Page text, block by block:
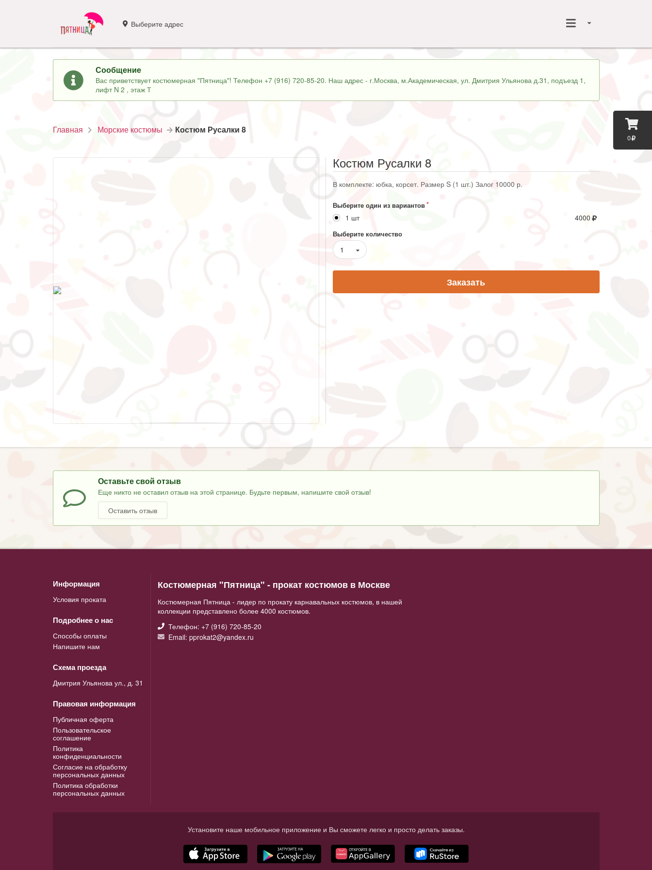
0
Выберите адрес
Сообщение
Вас приветствует костюмерная "Пятница"! Телефон +7 (916) 720-85-20. Наш адрес - г.Москва, м.Академическая, ул. Дмитрия Ульянова д.31, подъезд 1,
лифт N 2 , этаж Т
Главная Морские костюмы Костюм Русалки 8
Костюм Русалки 8
В комплекте: юбка, корсет. Размер S (1 шт.) Залог 10000 р.
Выберите один из вариантов
1 шт 4000
Выберите количество
1
Заказать
Оставьте свой отзыв
Еще никто не оставил отзыв на этой странице. Будьте первым, напишите свой отзыв!
Оставить отзыв
Информация
Условия проката
Подробнее о нас
Способы оплаты
Напишите нам
Схема проезда
Дмитрия Ульянова ул., д. 31
Правовая информация
Публичная оферта
Пользовательское
соглашение
Политика
конфиденциальности
Согласие на обработку
персональных данных
Политика обработки
персональных данных
Костюмерная "Пятница" - прокат костюмов в Москве
Костюмерная Пятница - лидер по прокату карнавальных костюмов, в нашей
коллекции представлено более 4000 костюмов.
Телефон: +7 (916) 720-85-20
Email: pprokat2@yandex.ru
Установите наше мобильное приложение и Вы сможете легко и просто делать заказы.